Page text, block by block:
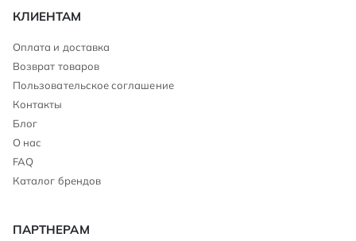
КЛИЕНТАМ
Оплата и доставка
Возврат товаров
Пользовательское соглашение
Контакты
Блог
О нас
FAQ
Каталог брендов
ПАРТНЕРАМ